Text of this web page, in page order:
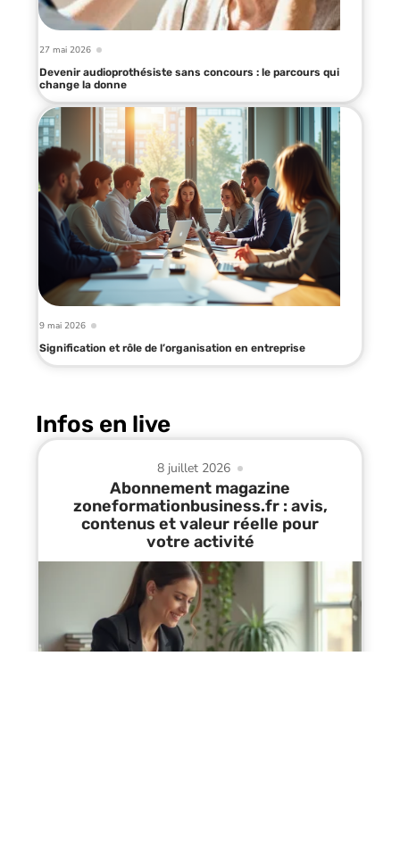
27 mai 2026
Devenir audioprothésiste sans concours : le parcours qui
change la donne
9 mai 2026
Signification et rôle de l’organisation en entreprise
Infos en live
8 juillet 2026
Abonnement magazine
zoneformationbusiness.fr : avis,
contenus et valeur réelle pour
votre activité